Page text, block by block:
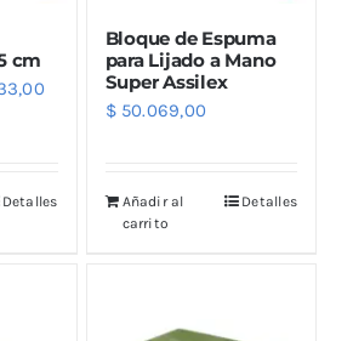
cm
El
$ 5.333,00.
Detalles
Bloque de Espuma
para Lijado a Mano
Super Assilex
$50.069,00
Añadir al
carrito
Detalles